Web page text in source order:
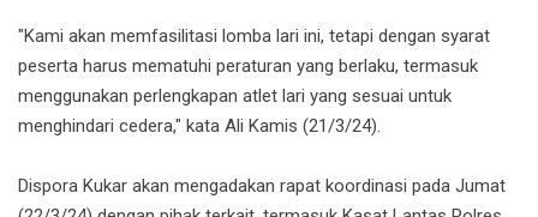
"Kami akan memfasilitasi lomba lari ini, tetapi dengan syarat
peserta harus mematuhi peraturan yang berlaku, termasuk
menggunakan perlengkapan atlet lari yang sesuai untuk
menghindari cedera," kata Ali Kamis (21/3/24).
Dispora Kukar akan mengadakan rapat koordinasi pada Jumat